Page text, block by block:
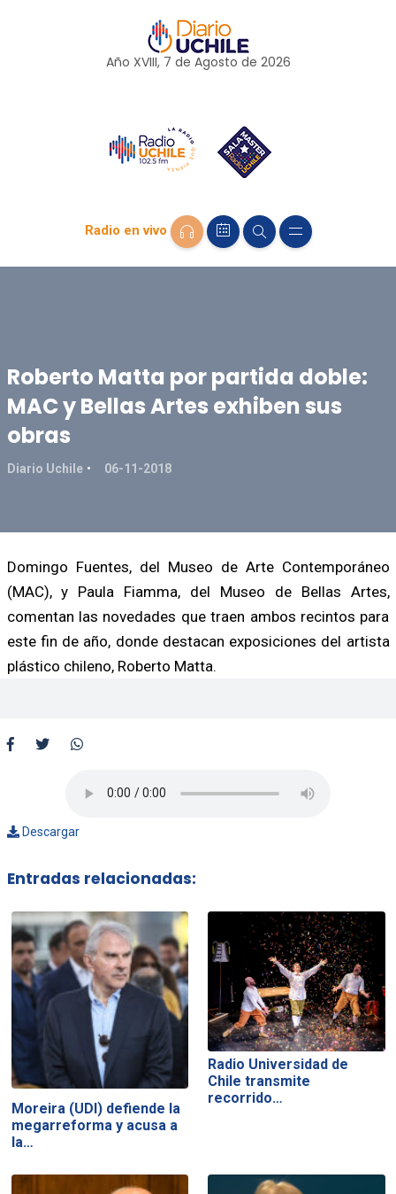
Año XVIII, 7 de Agosto de 2026
Radio en vivo
Roberto Matta por partida doble:
MAC y Bellas Artes exhiben sus
obras
Diario Uchile 06-11-2018
Domingo Fuentes, del Museo de Arte Contemporáneo
(MAC), y Paula Fiamma, del Museo de Bellas Artes,
comentan las novedades que traen ambos recintos para
este fin de año, donde destacan exposiciones del artista
plástico chileno, Roberto Matta.
Descargar
Entradas relacionadas:
Moreira (UDI) defiende la
megarreforma y acusa a
la…
Radio Universidad de
Chile transmite
recorrido…